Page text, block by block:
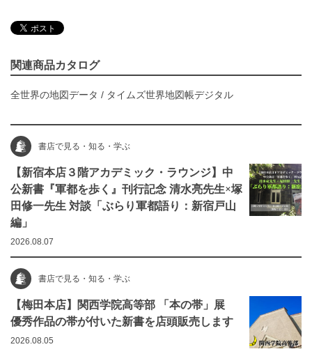
関連商品カタログ
全世界の地図データ / タイムズ世界地図帳デジタル
書店で見る・知る・学ぶ
【新宿本店３階アカデミック・ラウンジ】中
公新書『軍都を歩く』刊行記念 清水亮先生×塚
田修一先生 対談「ぶらり軍都語り：新宿戸山
編」
2026.08.07
書店で見る・知る・学ぶ
【梅田本店】関西学院高等部 「本の帯」展
優秀作品の帯が付いた新書を店頭販売します
2026.08.05